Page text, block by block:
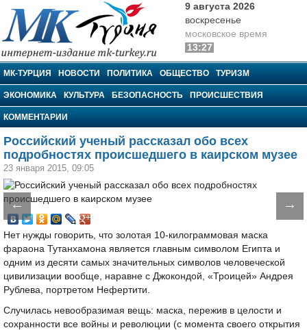
МК-Турция
9 августа 2026
воскресенье
московское время
13:27
МК-ТУРЦИЯ НОВОСТИ ПОЛИТИКА ОБЩЕСТВО ТУРИЗМ
ЭКОНОМИКА КУЛЬТУРА БЕЗОПАСНОСТЬ ПРОИСШЕСТВИЯ
КОММЕНТАРИИ
Российский ученый рассказал обо всех
подробностях происшедшего в каирском музее
23 января 2015, 09:05
← →
Нет нужды говорить, что золотая 10-килограммовая маска
фараона Тутанхамона является главным символом Египта и
одним из десяти самых значительных символов человеческой
цивилизации вообще, наравне с Джокондой, «Троицей» Андрея
Рублева, портретом Нефертити.
Случилась невообразимая вещь: маска, пережив в целости и
сохранности все войны и революции (с момента своего открытия